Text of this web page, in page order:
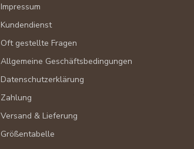
Impressum
Kundendienst
Oft gestellte Fragen
Allgemeine Geschäftsbedingungen
Datenschutzerklärung
Zahlung
Versand & Lieferung
Größentabelle